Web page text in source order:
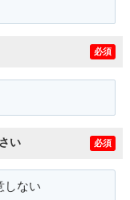
必須
い 必須
しない